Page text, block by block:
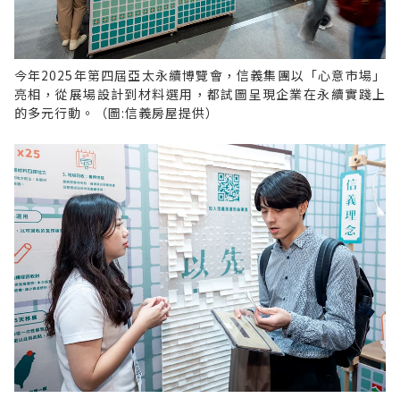
今年2025年第四屆亞太永續博覽會，信義集團以「心意市場」
亮相，從展場設計到材料選用，都試圖呈現企業在永續實踐上
的多元行動。（圖:信義房屋提供）